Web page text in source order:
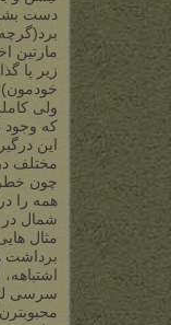
دست بشر
مارتین
زیر پا
ولی
که
این
مختلف
چون
همه را
شمال در
مثال
برداشت
سرسی